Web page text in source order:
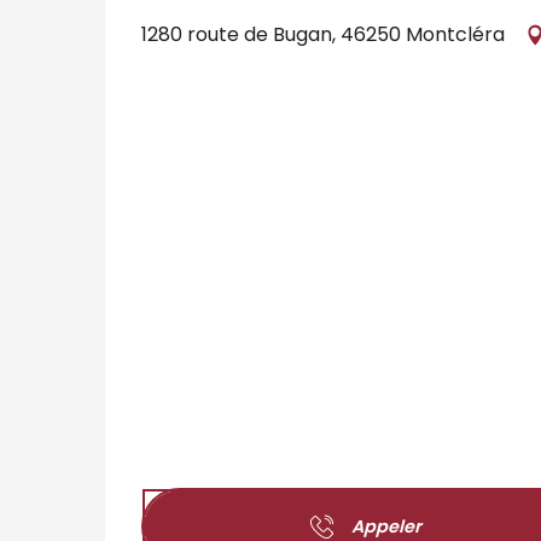
1280 route de Bugan, 46250 Montcléra
Appeler